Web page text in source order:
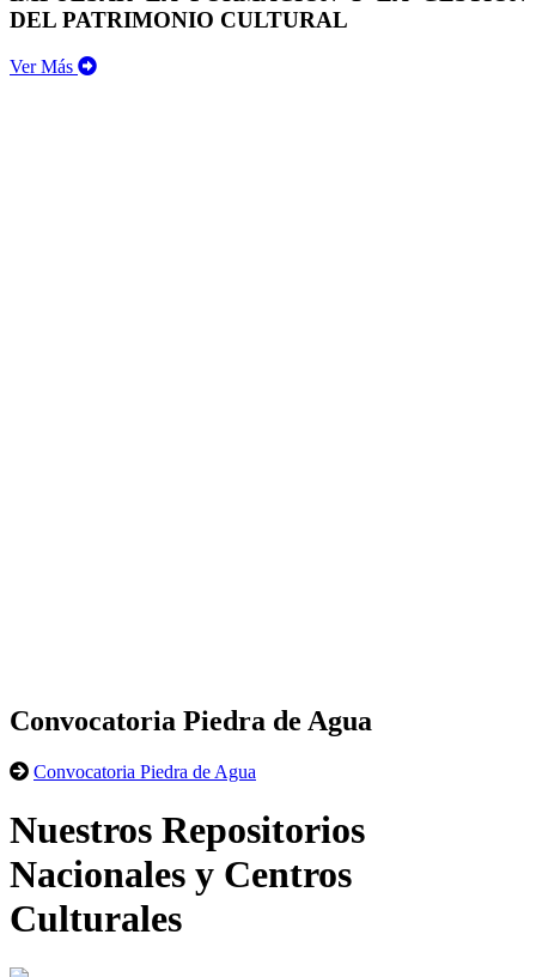
DEL PATRIMONIO CULTURAL
Ver Más
Convocatoria Piedra de Agua
Convocatoria Piedra de Agua
Nuestros Repositorios
Nacionales y Centros
Culturales